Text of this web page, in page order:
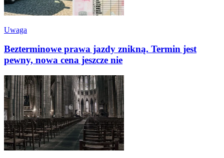
Uwaga
Bezterminowe prawa jazdy znikną. Termin jest
pewny, nowa cena jeszcze nie